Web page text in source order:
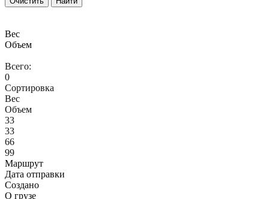
Вес
Объем
Всего:
0
Сортировка
Вес
Объем
33
33
66
99
Маршрут
Дата отправки
Создано
О грузе